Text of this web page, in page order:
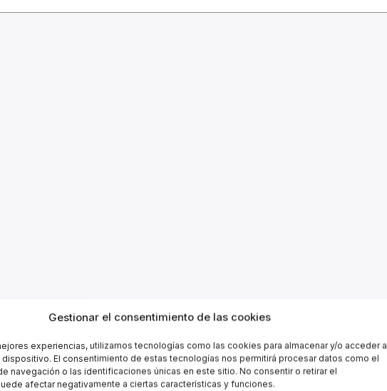
Gestionar el consentimiento de las cookies
experiencias, utilizamos tecnologías como las cookies para almacenar y/o acceder a
El consentimiento de estas tecnologías nos permitirá procesar datos como el
navegación o las identificaciones únicas en este sitio. No consentir o retirar el
afectar negativamente a ciertas características y funciones.